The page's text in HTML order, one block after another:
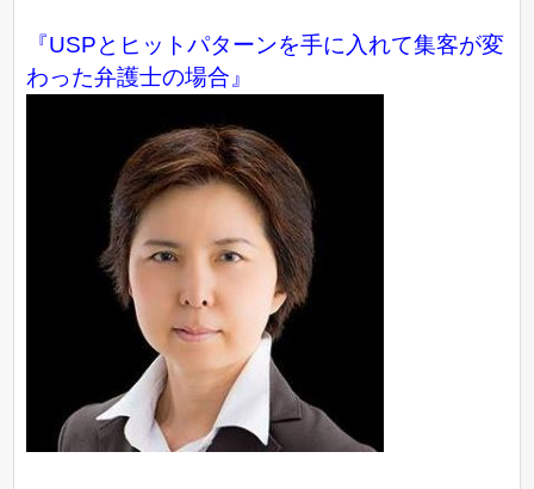
『USPとヒットパターンを手に入れて集客が変
わった弁護士の場合』